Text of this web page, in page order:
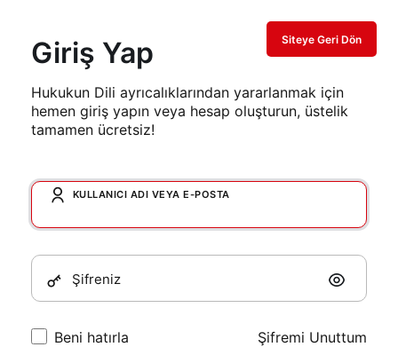
Siteye Geri Dön
Giriş Yap
Hukukun Dili ayrıcalıklarından yararlanmak için
hemen giriş yapın veya hesap oluşturun, üstelik
tamamen ücretsiz!
KULLANICI ADI VEYA E-POSTA
Şifreniz
Beni hatırla Şifremi Unuttum